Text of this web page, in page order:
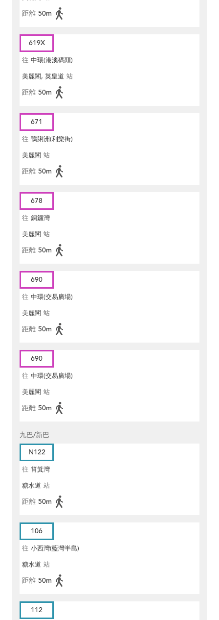
距離 50m
619X
往 中環(港澳碼頭)
美麗閣, 英皇道 站
距離 50m
671
往 鴨脷洲(利樂街)
美麗閣 站
距離 50m
678
往 銅鑼灣
美麗閣 站
距離 50m
690
往 中環(交易廣場)
美麗閣 站
距離 50m
690
往 中環(交易廣場)
美麗閣 站
距離 50m
九巴/新巴
N122
往 筲箕灣
糖水道 站
距離 50m
106
往 小西灣(藍灣半島)
糖水道 站
距離 50m
112